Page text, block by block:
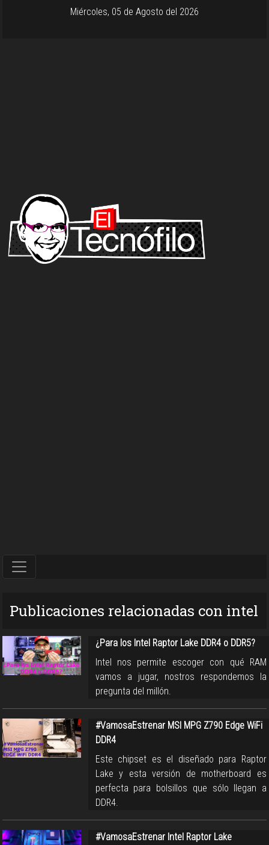
Miércoles, 05 de Agosto del 2026
Publicaciones relacionadas con intel
¿Para los Intel Raptor Lake DDR4 o DDR5?
Intel nos permite escoger con qué RAM
vamos a jugar, nostros respondemos la
pregunta del millón.
#VamosaEstrenar MSI MPG Z790 Edge WiFi
DDR4
Este chipset es el diseñado para Raptor
Lake y esta versión de motherboard es
perfecta para bolsillos que sólo llegan a
DDR4.
#VamosaEstrenar Intel Raptor Lake